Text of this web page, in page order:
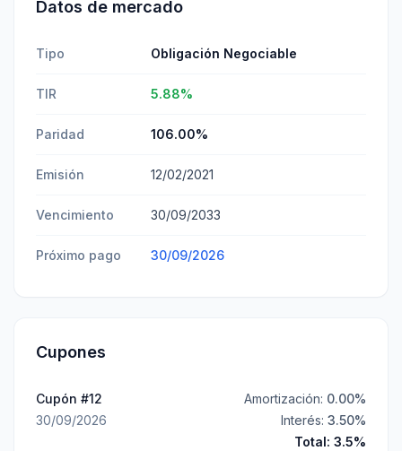
Datos de mercado
Tipo Obligación Negociable
TIR 5.88%
Paridad 106.00%
Emisión 12/02/2021
Vencimiento 30/09/2033
Próximo pago 30/09/2026
Cupones
Cupón #12
30/09/2026
Amortización: 0.00%
Interés: 3.50%
Total: 3.5%